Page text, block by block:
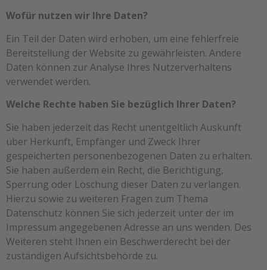
Wofür nutzen wir Ihre Daten?
Ein Teil der Daten wird erhoben, um eine fehlerfreie
Bereitstellung der Website zu gewährleisten. Andere
Daten können zur Analyse Ihres Nutzerverhaltens
verwendet werden.
Welche Rechte haben Sie bezüglich Ihrer Daten?
Sie haben jederzeit das Recht unentgeltlich Auskunft
über Herkunft, Empfänger und Zweck Ihrer
gespeicherten personenbezogenen Daten zu erhalten.
Sie haben außerdem ein Recht, die Berichtigung,
Sperrung oder Löschung dieser Daten zu verlangen.
Hierzu sowie zu weiteren Fragen zum Thema
Datenschutz können Sie sich jederzeit unter der im
Impressum angegebenen Adresse an uns wenden. Des
Weiteren steht Ihnen ein Beschwerderecht bei der
zuständigen Aufsichtsbehörde zu.